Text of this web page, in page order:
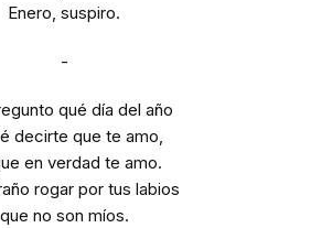
Enero, suspiro.
-
qué día del año
decirte que te amo,
en verdad te amo.
rogar por tus labios
que no son míos.